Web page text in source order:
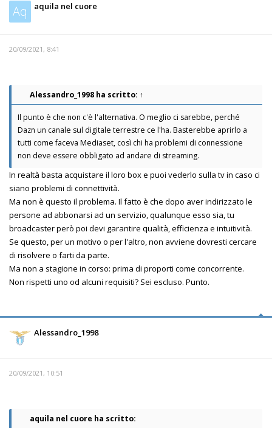
Aq aquila nel cuore
20/09/2021, 8:41
Alessandro_1998 ha scritto: ↑
Il punto è che non c'è l'alternativa. O meglio ci sarebbe, perché
Dazn un canale sul digitale terrestre ce l'ha. Basterebbe aprirlo a
tutti come faceva Mediaset, così chi ha problemi di connessione
non deve essere obbligato ad andare di streaming.
In realtà basta acquistare il loro box e puoi vederlo sulla tv in caso ci
siano problemi di connettività.
Ma non è questo il problema. Il fatto è che dopo aver indirizzato le
persone ad abbonarsi ad un servizio, qualunque esso sia, tu
broadcaster però poi devi garantire qualità, efficienza e intuitività.
Se questo, per un motivo o per l'altro, non avviene dovresti cercare
di risolvere o farti da parte.
Ma non a stagione in corso: prima di proporti come concorrente.
Non rispetti uno od alcuni requisiti? Sei escluso. Punto.
Alessandro_1998
20/09/2021, 10:51
aquila nel cuore ha scritto: